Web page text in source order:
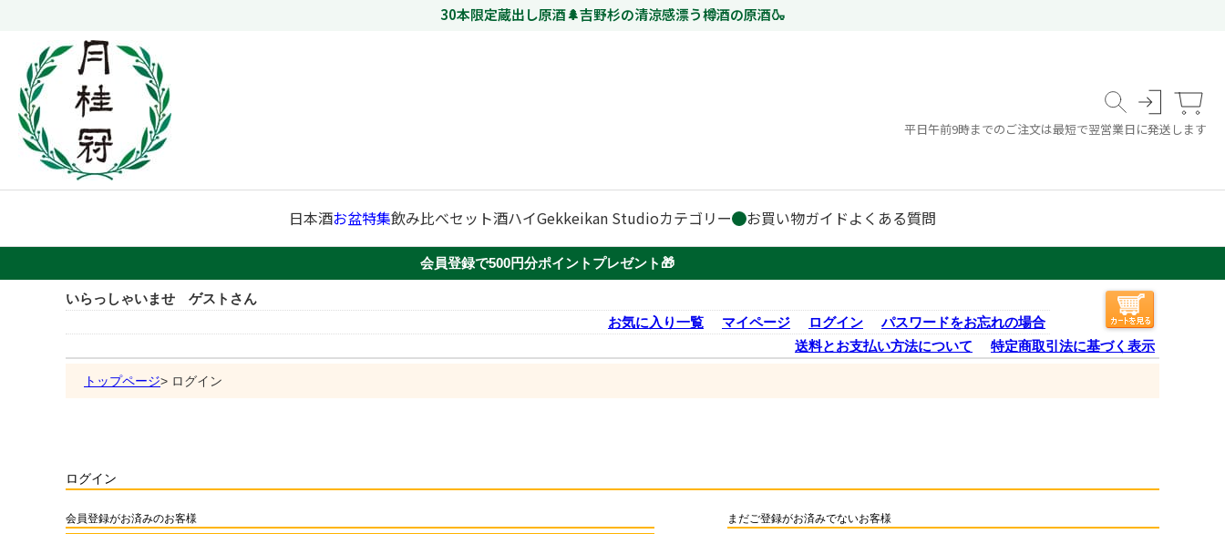
30本限定蔵出し原酒🌲吉野杉の清涼感漂う樽酒の原酒🍶
平日午前9時までのご注文は最短で翌営業日に発送します
日本酒お盆特集飲み比べセット酒ハイGekkeikan Studioカテゴリー お買い物ガイドよくある質問
会員登録で500円分ポイントプレゼント🎁
いらっしゃいませ ゲストさん
お気に入り一覧
マイページ ログイン
パスワードをお忘れの場合
送料とお支払い方法について
特定商取引法に基づく表示
トップページ ログイン
ログイン
会員登録がお済みのお客様 まだご登録がお済みでないお客様